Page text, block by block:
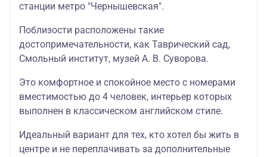
станции метро "Чернышевская".
Поблизости расположены такие
достопримечательности, как Таврический сад,
Смольный институт, музей А. В. Суворова.
Это комфортное и спокойное место с номерами
вместимостью до 4 человек, интерьер которых
выполнен в классическом английском стиле.
Идеальный вариант для тех, кто хотел бы жить в
центре и не переплачивать за дополнительные